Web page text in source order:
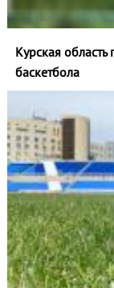
Курская
баскетбола